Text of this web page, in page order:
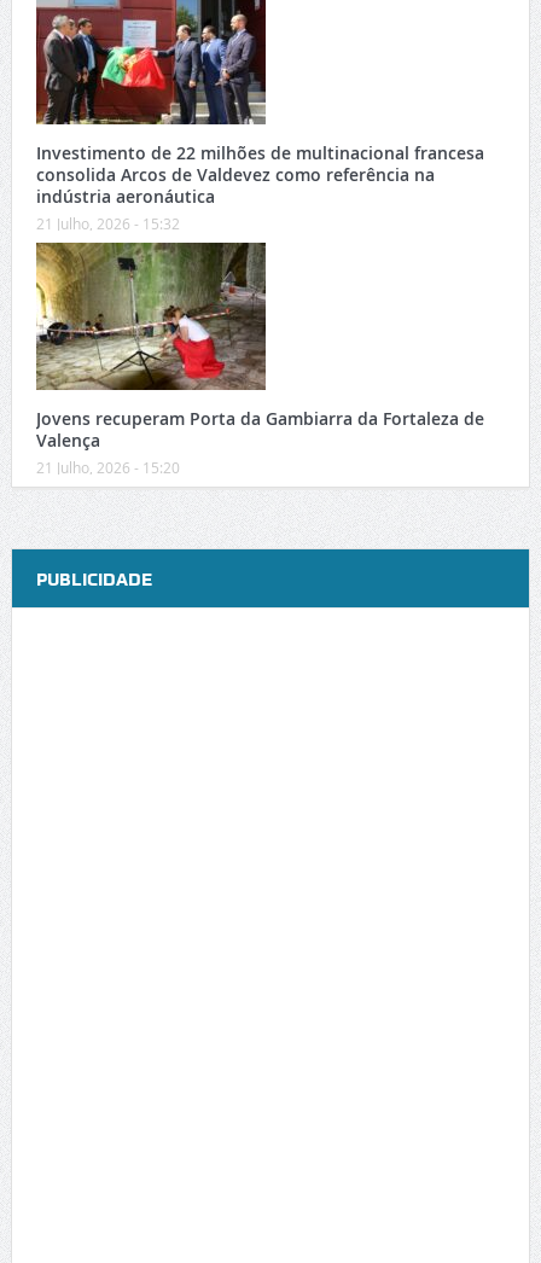
Investimento de 22 milhões de multinacional francesa
consolida Arcos de Valdevez como referência na
indústria aeronáutica
21 Julho, 2026 - 15:32
Jovens recuperam Porta da Gambiarra da Fortaleza de
Valença
21 Julho, 2026 - 15:20
PUBLICIDADE